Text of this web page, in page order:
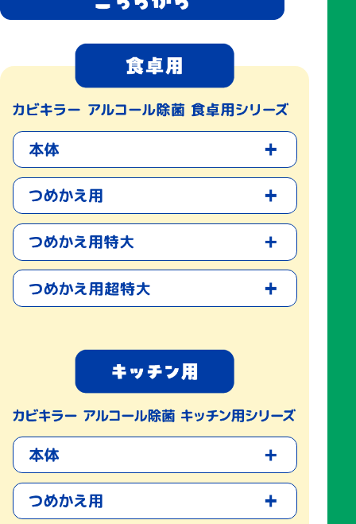
カビキラー アルコール除菌オリジナルデザイン QUOカード
やむを得ない事情により、景品の内容・仕様は変更になる場
合がございます。
1回のご応募でアップロードできるレシートは1枚です。1回
（レシート１枚）で複数口ご応募の場合も、お選びいただけ
る景品は1種類のみです。
複数枚レシートがあり複数回ご応募される場合、ご応募ごと
に選択する景品を変えることも、同じ景品を選ぶことも可能
です。
複数口ご応募いただくことで当選確率が上がりますが、お1人
様の当選数は誠に勝手ながら1口とさせていただきます。
≪「QUOカードPay」について≫
「QUOカードPay」は、スマートフォンで使える専用のデジタ
いただけます。専用のアプリが不要で、メールなどで送られ
てきたURLを開くだけで、簡単にご利用いただけます。
▶使い方はこちら
(https://www.quocard.com/individual/use/quopay/ )
表示させて利用する前払式支払手段です。スマートフォン以
外の携帯電話およびタブレットではご利用できません。
「QUOカードPay」には発行日より3年間の有効期限がござい
ますのでご注意ください。